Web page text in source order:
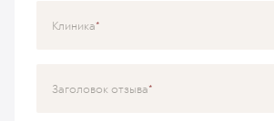
Клиника
Специализация
Заголовок отзыва